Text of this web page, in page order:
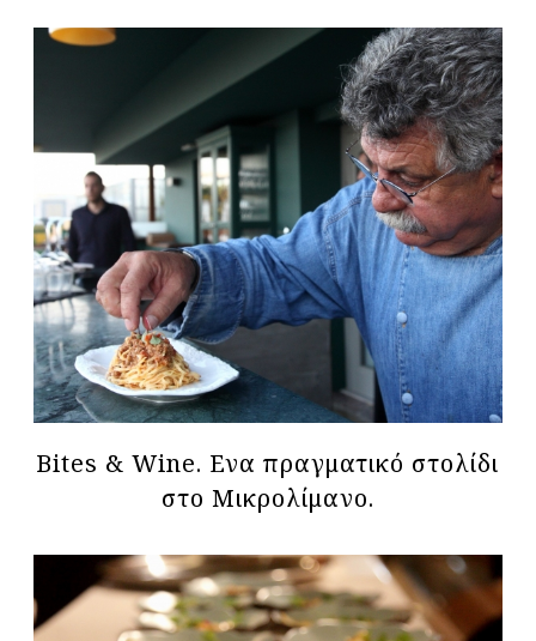
Bites & Wine. Ενα πραγματικό στολίδι
στο Μικρολίμανο.